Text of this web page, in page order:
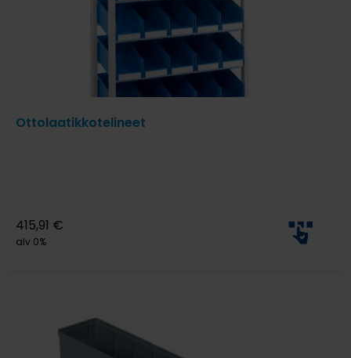
Ottolaatikkotelineet
415,91 €
alv 0%